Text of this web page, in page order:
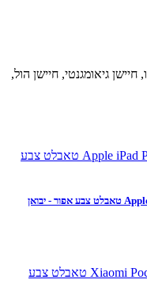
גיאומגנטי, חיישן הול,
Apple iPad Pro 13 M4 (2024) 256GB Wi-Fi טאבלט צבע אפור - יבואן